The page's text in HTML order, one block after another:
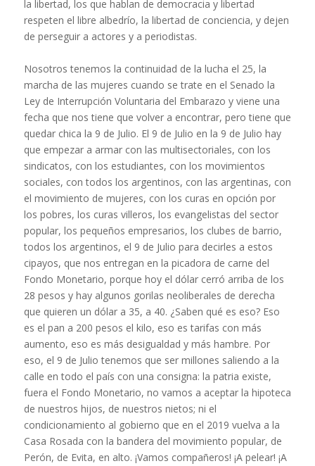
la libertad, los que hablan de democracia y libertad
respeten el libre albedrío, la libertad de conciencia, y dejen
de perseguir a actores y a periodistas.
Nosotros tenemos la continuidad de la lucha el 25, la
marcha de las mujeres cuando se trate en el Senado la
Ley de Interrupción Voluntaria del Embarazo y viene una
fecha que nos tiene que volver a encontrar, pero tiene que
quedar chica la 9 de Julio. El 9 de Julio en la 9 de Julio hay
que empezar a armar con las multisectoriales, con los
sindicatos, con los estudiantes, con los movimientos
sociales, con todos los argentinos, con las argentinas, con
el movimiento de mujeres, con los curas en opción por
los pobres, los curas villeros, los evangelistas del sector
popular, los pequeños empresarios, los clubes de barrio,
todos los argentinos, el 9 de Julio para decirles a estos
cipayos, que nos entregan en la picadora de carne del
Fondo Monetario, porque hoy el dólar cerró arriba de los
28 pesos y hay algunos gorilas neoliberales de derecha
que quieren un dólar a 35, a 40. ¿Saben qué es eso? Eso
es el pan a 200 pesos el kilo, eso es tarifas con más
aumento, eso es más desigualdad y más hambre. Por
eso, el 9 de Julio tenemos que ser millones saliendo a la
calle en todo el país con una consigna: la patria existe,
fuera el Fondo Monetario, no vamos a aceptar la hipoteca
de nuestros hijos, de nuestros nietos; ni el
condicionamiento al gobierno que en el 2019 vuelva a la
Casa Rosada con la bandera del movimiento popular, de
Perón, de Evita, en alto. ¡Vamos compañeros! ¡A pelear! ¡A